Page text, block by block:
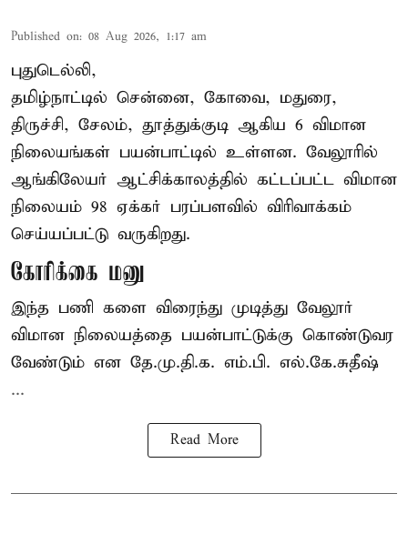
Published on: 08 Aug 2026, 1:17 am
புதுடெல்லி,
தமிழ்நாட்டில் சென்னை, கோவை, மதுரை,
திருச்சி, சேலம், தூத்துக்குடி ஆகிய 6 விமான
நிலையங்கள் பயன்பாட்டில் உள்ளன. வேலூரில்
ஆங்கிலேயர் ஆட்சிக்காலத்தில் கட்டப்பட்ட விமான
நிலையம் 98 ஏக்கர் பரப்பளவில் விரிவாக்கம்
செய்யப்பட்டு வருகிறது.
கோரிக்கை மனு
இந்த பணி களை விரைந்து முடித்து வேலூர்
விமான நிலையத்தை பயன்பாட்டுக்கு கொண்டுவர
வேண்டும் என தே.மு.தி.க. எம்.பி. எல்.கே.சுதீஷ்
...
Read More